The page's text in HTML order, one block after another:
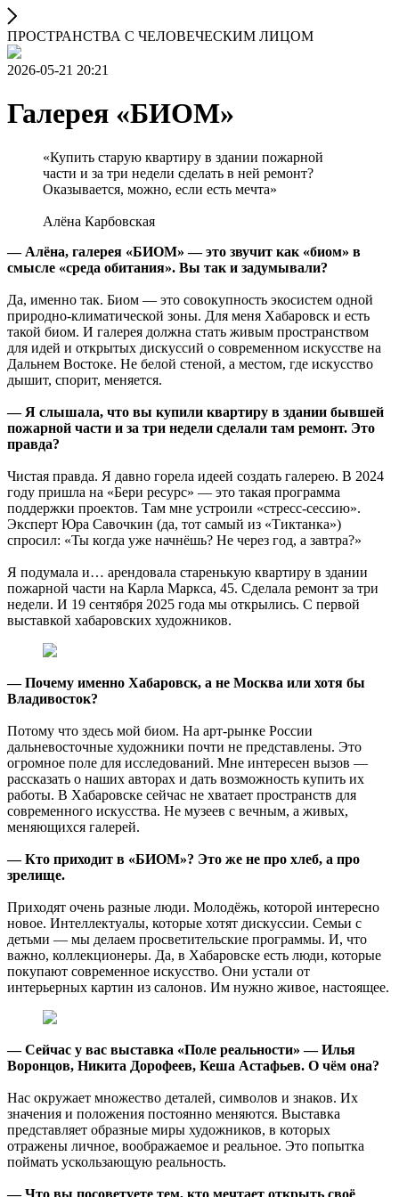
ПРОСТРАНСТВА С ЧЕЛОВЕЧЕСКИМ ЛИЦОМ
2026-05-21 20:21
Галерея «БИОМ»
«Купить старую квартиру в здании пожарной
части и за три недели сделать в ней ремонт?
Оказывается, можно, если есть мечта»
Алёна Карбовская
— Алёна, галерея «БИОМ» — это звучит как «биом» в
смысле «среда обитания». Вы так и задумывали?
Да, именно так. Биом — это совокупность экосистем одной
природно-климатической зоны. Для меня Хабаровск и есть
такой биом. И галерея должна стать живым пространством
для идей и открытых дискуссий о современном искусстве на
Дальнем Востоке. Не белой стеной, а местом, где искусство
дышит, спорит, меняется.
— Я слышала, что вы купили квартиру в здании бывшей
пожарной части и за три недели сделали там ремонт. Это
правда?
Чистая правда. Я давно горела идеей создать галерею. В 2024
году пришла на «Бери ресурс» — это такая программа
поддержки проектов. Там мне устроили «стресс-сессию».
Эксперт Юра Савочкин (да, тот самый из «Тиктанка»)
спросил: «Ты когда уже начнёшь? Не через год, а завтра?»
Я подумала и… арендовала старенькую квартиру в здании
пожарной части на Карла Маркса, 45. Сделала ремонт за три
недели. И 19 сентября 2025 года мы открылись. С первой
выставкой хабаровских художников.
— Почему именно Хабаровск, а не Москва или хотя бы
Владивосток?
Потому что здесь мой биом. На арт-рынке России
дальневосточные художники почти не представлены. Это
огромное поле для исследований. Мне интересен вызов —
рассказать о наших авторах и дать возможность купить их
работы. В Хабаровске сейчас не хватает пространств для
современного искусства. Не музеев с вечным, а живых,
меняющихся галерей.
— Кто приходит в «БИОМ»? Это же не про хлеб, а про
зрелище.
Приходят очень разные люди. Молодёжь, которой интересно
новое. Интеллектуалы, которые хотят дискуссии. Семьи с
детьми — мы делаем просветительские программы. И, что
важно, коллекционеры. Да, в Хабаровске есть люди, которые
покупают современное искусство. Они устали от
интерьерных картин из салонов. Им нужно живое, настоящее.
— Сейчас у вас выставка «Поле реальности» — Илья
Воронцов, Никита Дорофеев, Кеша Астафьев. О чём она?
Нас окружает множество деталей, символов и знаков. Их
значения и положения постоянно меняются. Выставка
представляет образные миры художников, в которых
отражены личное, воображаемое и реальное. Это попытка
поймать ускользающую реальность.
— Что вы посоветуете тем, кто мечтает открыть своё